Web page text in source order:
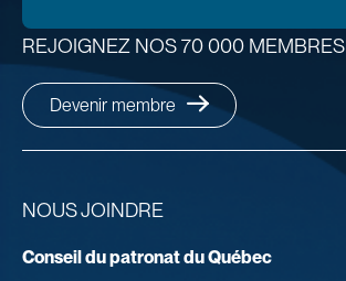
NOUS JOINDRE
Conseil du patronat du Québec
REJOIGNEZ NOS 70 000 MEMBRES
Devenir membre